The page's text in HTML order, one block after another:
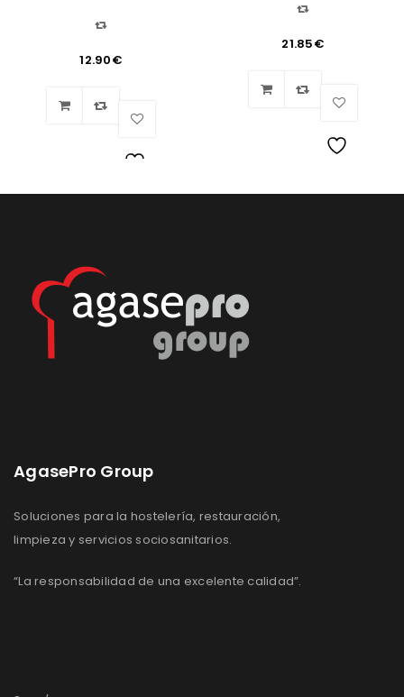
12.90€
Lista
21.85€
AgasePro Group
Soluciones para la hostelería, restauración,
limpieza y servicios sociosanitarios.
“La responsabilidad de una excelente calidad”.